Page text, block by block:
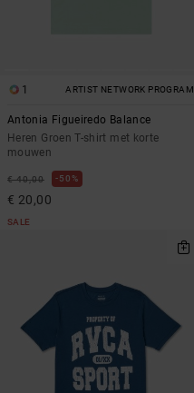
1 ARTIST NETWORK PROGRAM
Antonia Figueiredo Balance
Heren Groen T-shirt met korte
mouwen
€ 40,00 50%
€ 20,00
SALE